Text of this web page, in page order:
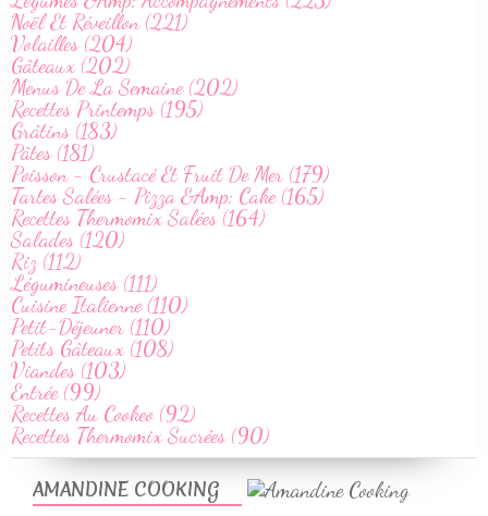
AMANDINE COOKING
Noël Et Réveillon (221)
Volailles (204)
Gâteaux (202)
Menus De La Semaine (202)
Recettes Printemps (195)
Grâtins (183)
Pâtes (181)
Poisson - Crustacé Et Fruit De Mer (179)
Tartes Salées - Pizza &Amp; Cake (165)
Recettes Thermomix Salées (164)
Salades (120)
Riz (112)
Légumineuses (111)
Cuisine Italienne (110)
Petit-Déjeuner (110)
Petits Gâteaux (108)
Viandes (103)
Entrée (99)
Recettes Au Cookeo (92)
Recettes Thermomix Sucrées (90)